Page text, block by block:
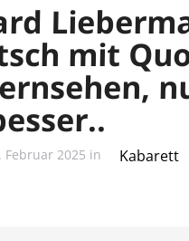
mit
Februar 2025 in Kabarett